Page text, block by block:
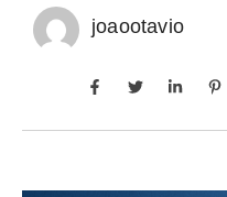
joaootavio